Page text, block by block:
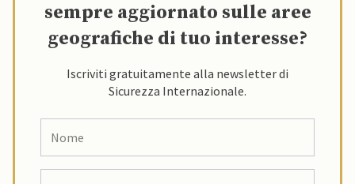
sempre aggiornato sulle aree
geografiche di tuo interesse?
Iscriviti gratuitamente alla newsletter di
Sicurezza Internazionale.